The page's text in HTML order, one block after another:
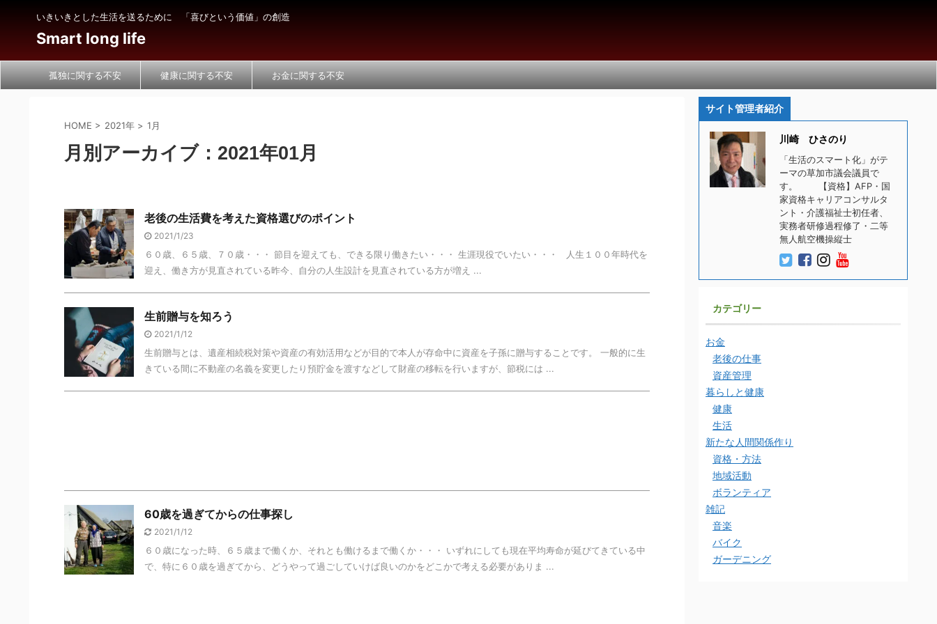
いきいきとした生活を送るために 「喜びという価値」の創造
Smart long life
孤独に関する不安 健康に関する不安 お金に関する不安
HOME > 2021年 > 1月
月別アーカイブ：2021年01月
老後の生活費を考えた資格選びのポイント
2021/1/23
６０歳、６５歳、７０歳・・・ 節目を迎えても、できる限り働きたい・・・ 生涯現役でいたい・・・ 人生１００年時代を
迎え、働き方が見直されている昨今、自分の人生設計を見直されている方が増え ...
生前贈与を知ろう
2021/1/12
生前贈与とは、遺産相続税対策や資産の有効活用などが目的で本人が存命中に資産を子孫に贈与することです。 一般的に生
きている間に不動産の名義を変更したり預貯金を渡すなどして財産の移転を行いますが、節税には ...
60歳を過ぎてからの仕事探し
2021/1/12
６０歳になった時、６５歳まで働くか、それとも働けるまで働くか・・・ いずれにしても現在平均寿命が延びてきている中
で、特に６０歳を過ぎてから、どうやって過ごしていけば良いのかをどこかで考える必要がありま ...
サイト管理者紹介
川崎 ひさのり
「生活のスマート化」がテ
ーマの草加市議会議員で
す。 【資格】AFP・国
家資格キャリアコンサルタ
ント・介護福祉士初任者、
実務者研修過程修了・二等
無人航空機操縦士
カテゴリー
お金
老後の仕事
資産管理
暮らしと健康
健康
生活
新たな人間関係作り
資格・方法
地域活動
ボランティア
雑記
音楽
バイク
ガーデニング